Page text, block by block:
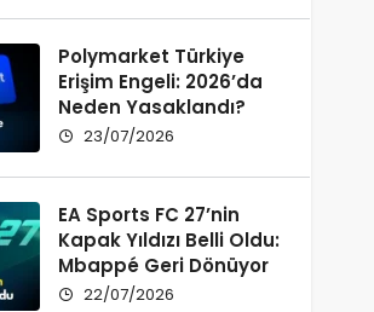
Polymarket Türkiye
Erişim Engeli: 2026’da
Neden Yasaklandı?
23/07/2026
EA Sports FC 27’nin
Kapak Yıldızı Belli Oldu:
Mbappé Geri Dönüyor
22/07/2026